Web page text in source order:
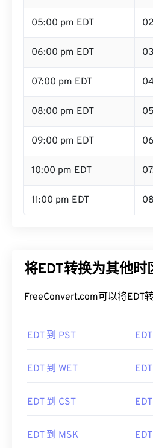
05:00 pm EDT
06:00 pm EDT
07:00 pm EDT
08:00 pm EDT
09:00 pm EDT
10:00 pm EDT
11:00 pm EDT
将EDT转换为其他时
FreeConvert.com可以将EDT
EDT 到 PST
EDT 到 WET
EDT 到 CST
EDT 到 MSK